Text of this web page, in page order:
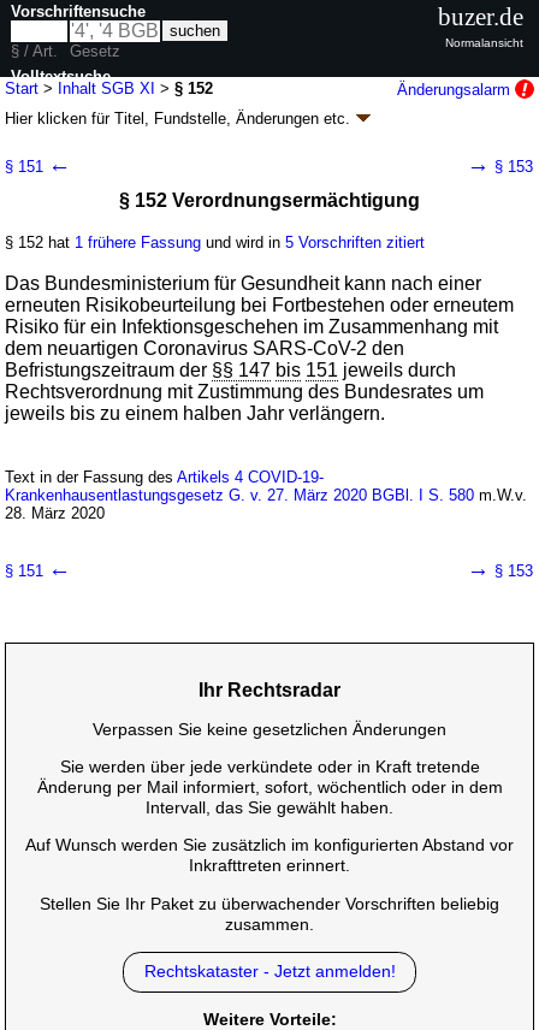
Start > Inhalt SGB XI >§ 152
Änderungsalarm
Hier klicken fürTitel, Fundstelle, Änderungen etc.
- Soziale Pflegeversicherung - (SGB XI)
Artikel 1 G.v. 26.05.1994 BGBl. I S. 1014 , 1015; zuletzt geändert durch
Geltung ab 01.06.1994; FNA: 860-11 Sozialgesetzbuch
wird in 683 Vorschriften zitiert
Sechzehntes Kapitel Überleitungs- und Übergangsrecht
Dritter Abschnitt Maßnahmen zur Aufrechterhaltung
der pflegerischen Versorgung während der durch das
neuartige Coronavirus SARS-CoV-2 verursachten
Pandemie
§ 151 ← → § 153
§ 152 Verordnungsermächtigung
§ 152 hat 1 frühere Fassung und wird in5 Vorschriften zitiert
Das Bundesministerium für Gesundheit kann nach einer
erneuten Risikobeurteilung bei Fortbestehen oder erneutem
Risiko für ein Infektionsgeschehen im Zusammenhang mit
dem neuartigen Coronavirus SARS-CoV-2 den
Befristungszeitraum der §§ 147 bis 151 jeweils durch
Rechtsverordnung mit Zustimmung des Bundesrates um
jeweils bis zu einem halben Jahr verlängern.
Text in der Fassung desArtikels 4 COVID-19-
Krankenhausentlastungsgesetz G. v. 27. März 2020 BGBl. I S. 580 m.W.v.
28. März 2020
§ 151 ← → § 153
Ihr Rechtsradar
Verpassen Sie keine gesetzlichen Änderungen
Sie werden über jede verkündete oder in Kraft tretende
Änderung per Mail informiert, sofort, wöchentlich oder in dem
Intervall, das Sie gewählt haben.
Auf Wunsch werden Sie zusätzlich im konfigurierten Abstand vor
Inkrafttreten erinnert.
Stellen Sie Ihr Paket zu überwachender Vorschriften beliebig
zusammen.
Rechtskataster - Jetzt anmelden!
Weitere Vorteile:
Vorschriftensuche
§ / Art.
Gesetz
Volltextsuche
nur in SGB XI
buzer.de
Normalansicht